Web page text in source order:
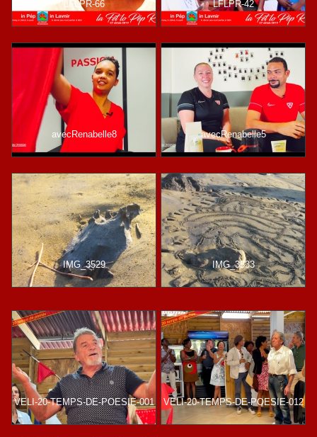
LFLPR-66 LFLPR-42
avecRenabelle8 avecRenabelle5
IMG_3529 IMG_3533
VELI-20-TEMPS-DE-POESIE-001 VELI-20-TEMPS-DE-POESIE-012